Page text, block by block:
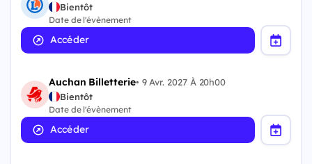
Bientôt
Date de l'évènement
Accéder
Auchan Billetterie• 9 Avr. 2027 À 20h00
Bientôt
Date de l'évènement
Accéder